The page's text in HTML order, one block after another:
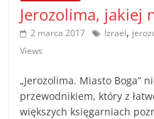
Jerozolima, jakiej
2 marca 2017 Izrael,
Views
„Jerozolima. Miasto Boga”
przewodnikiem, który z
większych księgarniach